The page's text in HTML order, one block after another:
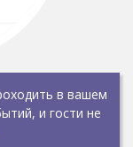
в вашем
и гости не